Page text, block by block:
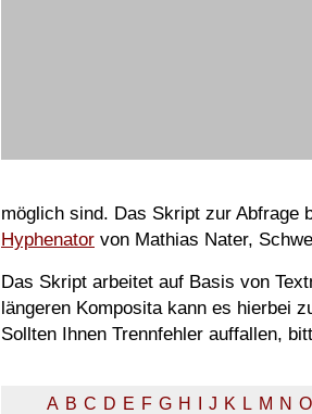
möglich sind. Das Skript zur Abfrage
Hyphenator von Mathias Nater,
Das Skript arbeitet auf Basis von
längeren Komposita kann es hierbei
Sollten Ihnen Trennfehler auffallen,
A B C D E F G H J K L M N O